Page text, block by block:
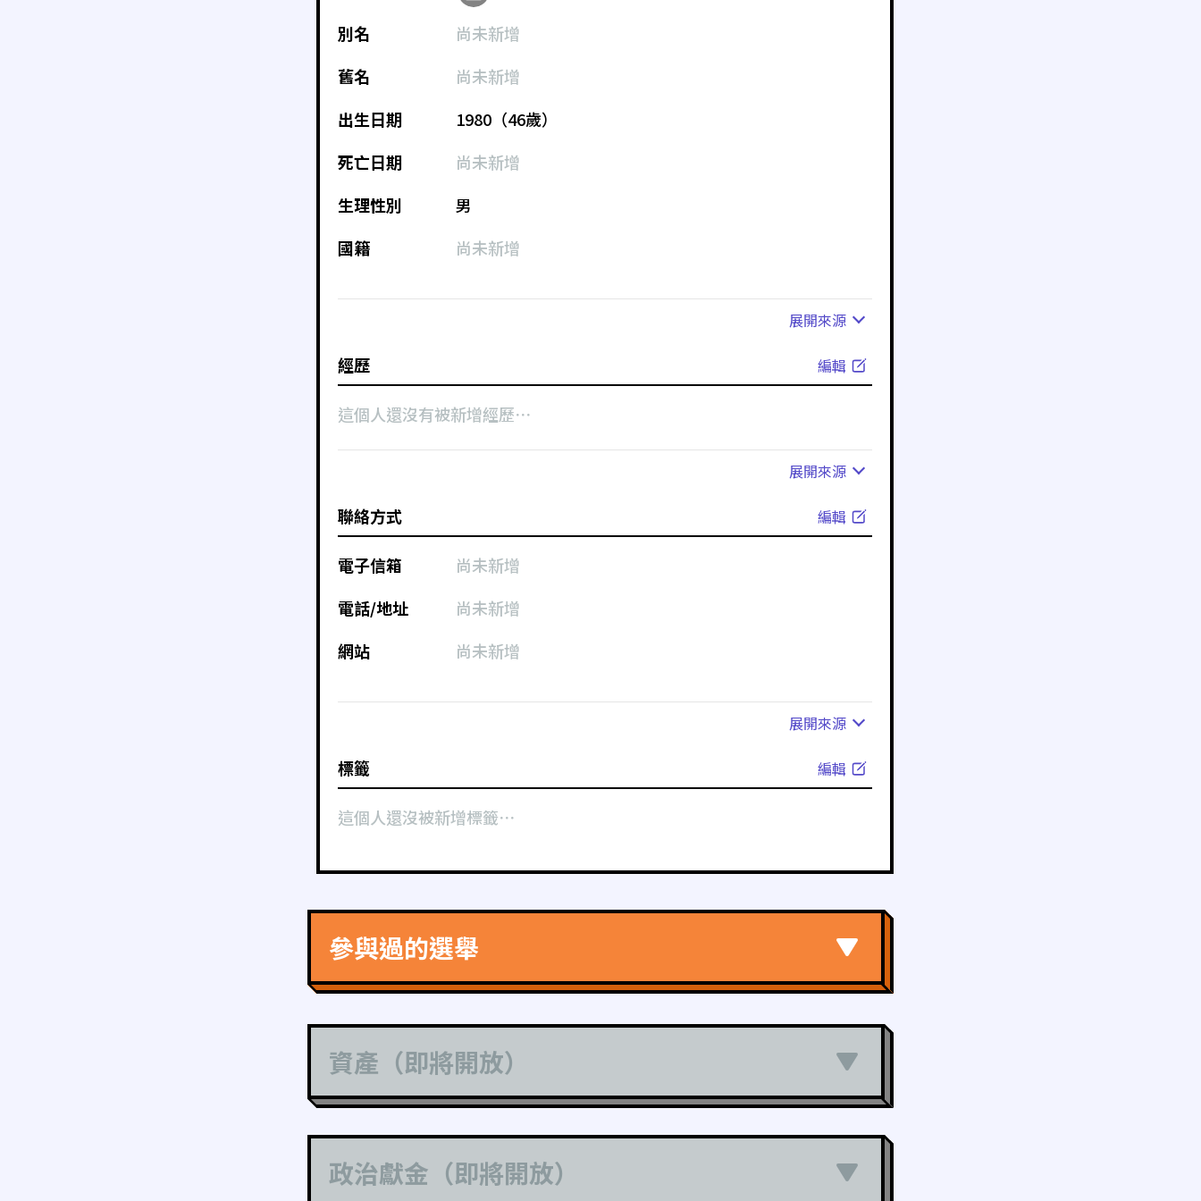
別名
尚未新增
舊名
尚未新增
出生日期
1980（46歲）
死亡日期
尚未新增
生理性別
男
國籍
尚未新增
展開來源
經歷 編輯
這個人還沒有被新增經歷⋯
展開來源
聯絡方式 編輯
電子信箱
尚未新增
電話/地址
尚未新增
網站
尚未新增
展開來源
標籤 編輯
這個人還沒被新增標籤⋯
參與過的選舉
資產（即將開放）
政治獻金（即將開放）